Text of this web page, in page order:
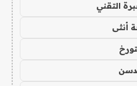
التقني
أنثى